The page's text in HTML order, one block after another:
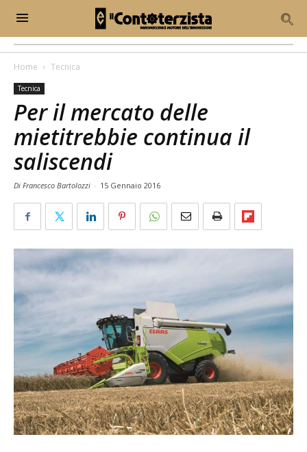
Home Tecnica
Tecnica
Per il mercato delle
mietitrebbie continua il
saliscendi
Di Francesco Bartolozzi - 15 Gennaio 2016